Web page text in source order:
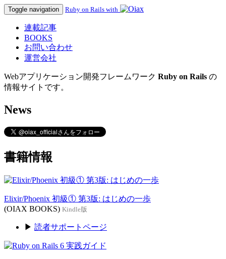
Toggle navigation Ruby on Rails with
連載記事
BOOKS
お問い合わせ
運営会社
Webアプリケーション開発フレームワーク Ruby on Rails の
情報サイトです。
News
書籍情報
Elixir/Phoenix 初級① 第3版: はじめの一歩
(OIAX BOOKS) Kindle版
▶ 読者サポートページ